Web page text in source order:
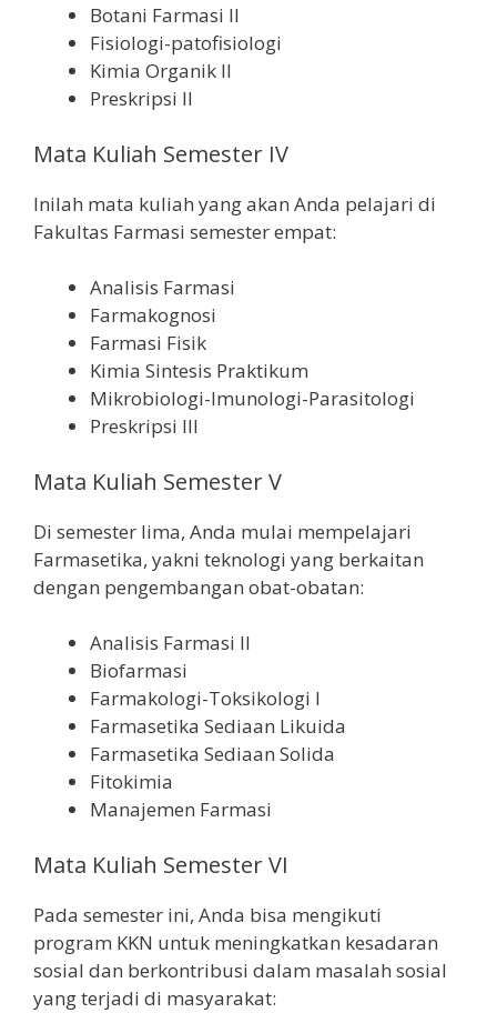
Botani Farmasi II
Fisiologi-patofisiologi
Kimia Organik II
Preskripsi II
Mata Kuliah Semester IV
Inilah mata kuliah yang akan Anda pelajari di
Fakultas Farmasi semester empat:
Analisis Farmasi
Farmakognosi
Farmasi Fisik
Kimia Sintesis Praktikum
Mikrobiologi-Imunologi-Parasitologi
Preskripsi III
Mata Kuliah Semester V
Di semester lima, Anda mulai mempelajari
Farmasetika, yakni teknologi yang berkaitan
dengan pengembangan obat-obatan:
Analisis Farmasi II
Biofarmasi
Farmakologi-Toksikologi I
Farmasetika Sediaan Likuida
Farmasetika Sediaan Solida
Fitokimia
Manajemen Farmasi
Mata Kuliah Semester VI
Pada semester ini, Anda bisa mengikuti
program KKN untuk meningkatkan kesadaran
sosial dan berkontribusi dalam masalah sosial
yang terjadi di masyarakat: